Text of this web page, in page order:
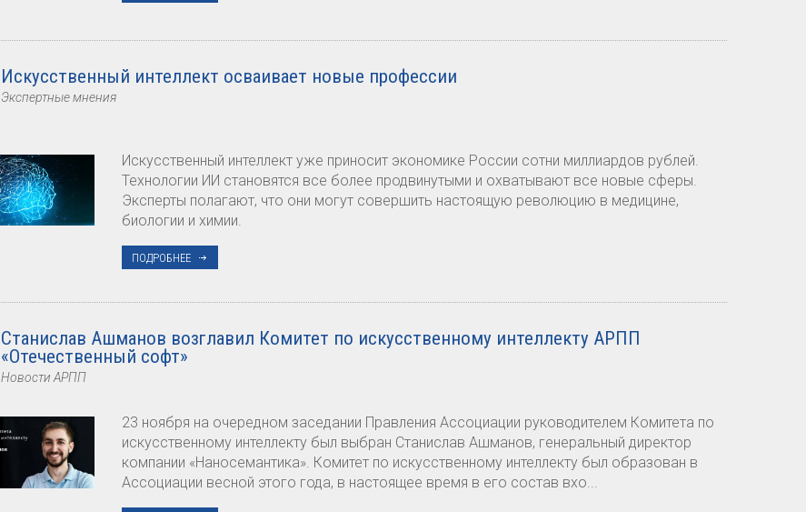
Искусственный интеллект осваивает новые профессии
Экспертные мнения
Искусственный интеллект уже приносит экономике России сотни миллиардов рублей.
Технологии ИИ становятся все более продвинутыми и охватывают все новые сферы.
Эксперты полагают, что они могут совершить настоящую революцию в медицине,
биологии и химии.
ПОДРОБНЕЕ
Станислав Ашманов возглавил Комитет по искусственному интеллекту АРПП
«Отечественный софт»
Новости АРПП
23 ноября на очередном заседании Правления Ассоциации руководителем Комитета по
искусственному интеллекту был выбран Станислав Ашманов, генеральный директор
компании «Наносемантика». Комитет по искусственному интеллекту был образован в
Ассоциации весной этого года, в настоящее время в его состав вхо...